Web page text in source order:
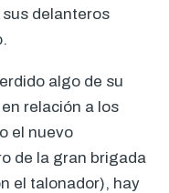
delanteros
algo de su
relación a los
el nuevo
de la gran brigada
el talonador), hay